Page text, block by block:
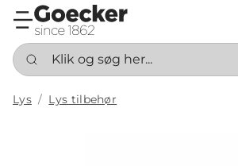
Klik og søg her...
Lys Lys tilbehør